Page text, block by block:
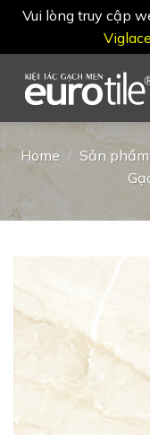
Vui lòng truy cập
content
Home / Sản phẩm